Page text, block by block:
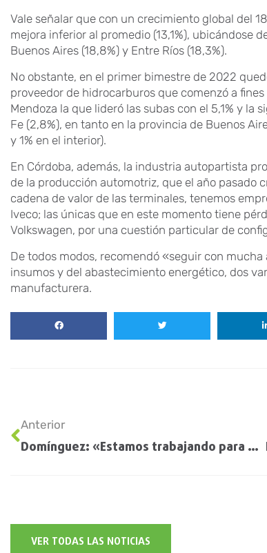
Vale señalar que con un crecimiento global del
mejora inferior al promedio (13,1%), ubicándose
Buenos Aires (18,8%) y Entre Ríos (18,3%).
No obstante, en el primer bimestre de 2022
proveedor de hidrocarburos que comenzó a
Mendoza la que lideró las subas con el 5,1% y la
Fe (2,8%), en tanto en la provincia de Buenos
y 1% en el interior).
En Córdoba, además, la industria autopartista
de la producción automotriz, que el año pasado
cadena de valor de las terminales, tenemos
Iveco; las únicas que en este momento tiene
Volkswagen, por una cuestión particular de
De todos modos, recomendó «seguir con
insumos y del abastecimiento energético, dos
manufacturera.
Anterior
Domínguez: «Estamos trabajando para potenciar la producción agropecuaria de la Argentina»
VER TODAS LAS NOTICIAS